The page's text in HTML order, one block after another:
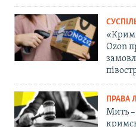
«Крим
Ozon
ПРАВА
Мить –